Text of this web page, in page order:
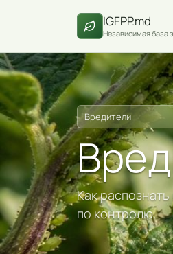
IGFPP.md
Независимая база
Вредители
Как
по контролю.